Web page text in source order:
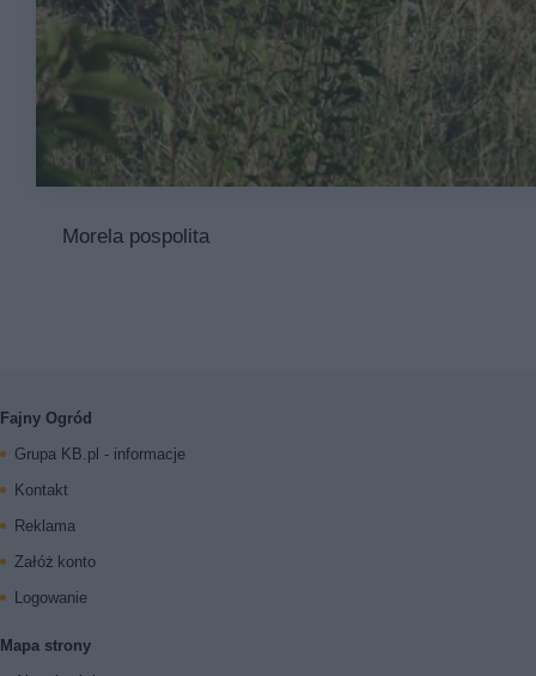
Morela pospolita
Fajny Ogród
Grupa KB.pl - informacje
Kontakt
Reklama
Załóż konto
Logowanie
Mapa strony